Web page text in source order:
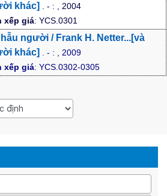
khác]
. - : , 2004
xếp giá: YCS.0301
người / Frank H. Netter...[và
khác]
. - : , 2009
xếp giá: YCS.0302-0305